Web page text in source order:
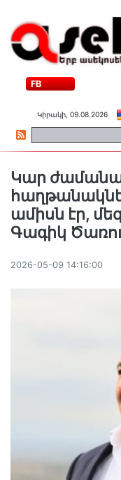
FB
Կիրակի, 09.08.2026
Կար
ամիսն էր,
Գագիկ
2026-05-09 14:16:00